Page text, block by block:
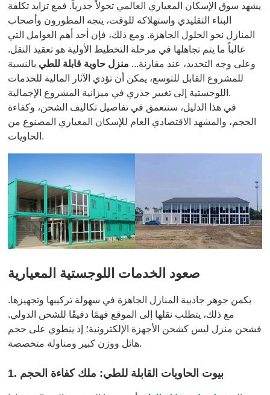
يشهد سوق الإسكان المعياري العالمي تحولاً جذرياً. فمع تزايد تكلفة
البناء التقليدي واستهلاكه للوقت، يتجه المطورون وأصحاب
المنازل نحو الحلول الجاهزة. ومع ذلك، فإن أحد أهم العوامل التي
غالباً ما يتم تجاهلها في مرحلة التخطيط الأولية هو تعقيد النقل.
وعلى وجه التحديد، عند مقارنة... منزل حاوية قابلة للطي بالنسبة
للمشروع القابل للتوسع، يمكن أن تؤدي الآثار المالية للخدمات
اللوجستية إلى تغيير جذري في ميزانية المشروع الإجمالية.
في هذا الدليل، سنتعمق في تفاصيل تكاليف الشحن، وكفاءة
الحجم، والمشهد الاقتصادي العام للإسكان المعياري المصنوع من
الحاويات.
صعود الخدمات اللوجستية المعيارية
يكمن جوهر جاذبية المنازل الجاهزة في سهولة تركيبها وتجهيزها.
مع ذلك، يتطلب نقلها إلى الموقع فهمًا دقيقًا للشحن الدولي.
فشحن منزل ليس كشحن الأجهزة الإلكترونية؛ إذ ينطوي على حجم
هائل ووزن كبير ومناولة متخصصة.
1. بيوت الحاويات القابلة للطي: ملك كفاءة الحجم